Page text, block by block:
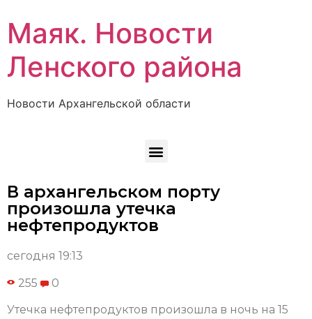
Маяк. Новости
Ленского района
Новости Архангельской области
В архангельском порту
произошла утечка
нефтепродуктов
сегодня 19:13
255 0
Утечка нефтепродуктов произошла в ночь на 15